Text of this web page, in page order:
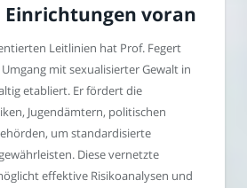
Einrichtungen voran
Leitlinien hat Prof. Fegert
mit sexualisierter Gewalt in
etabliert. Er fördert die
Jugendämtern, politischen
um standardisierte
Diese vernetzte
effektive Risikoanalysen und